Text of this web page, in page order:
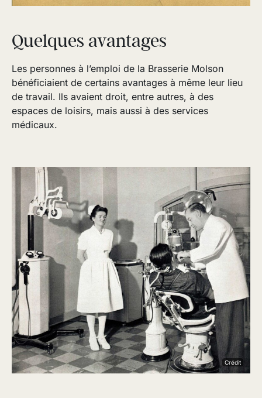
Quelques avantages
Les personnes à l’emploi de la Brasserie Molson
bénéficiaient de certains avantages à même leur lieu
de travail. Ils avaient droit, entre autres, à des
espaces de loisirs, mais aussi à des services
médicaux.
Crédit